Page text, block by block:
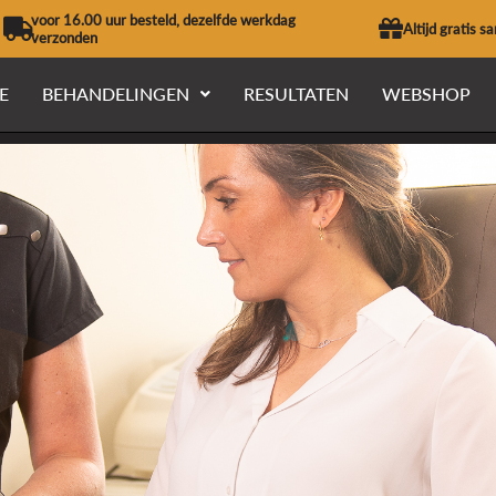
voor 16.00 uur besteld, dezelfde werkdag
verzonden
Altijd gratis
BEHANDELINGEN RESULTATEN WEBSHOP